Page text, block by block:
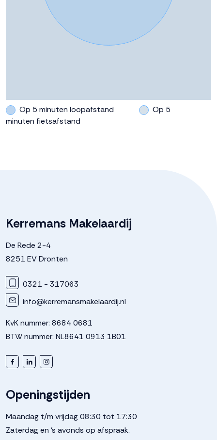
Op 5 minuten loopafstand
Op 5
minuten fietsafstand
Kerremans Makelaardij
De Rede 2-4
8251 EV Dronten
0321 - 317063
info@kerremansmakelaardij.nl
KvK nummer: 8684 0681
BTW nummer: NL8641 0913 1B01
Openingstijden
Maandag t/m vrijdag 08:30 tot 17:30
Zaterdag en 's avonds op afspraak.